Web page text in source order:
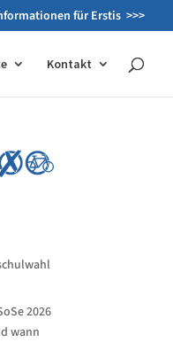
für Erstis >>>
Kontakt
2026
wann